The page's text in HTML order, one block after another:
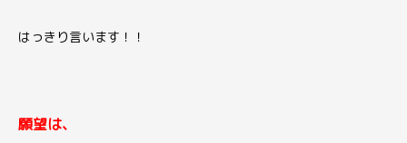
はっきり言います！！
願望は、